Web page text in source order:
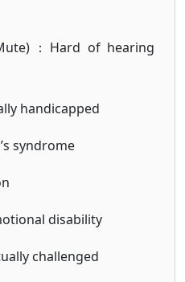
：Hard of hearing
handicapped
syndrome
disability
challenged